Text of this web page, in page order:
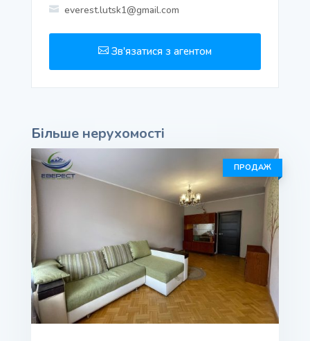
 everest.lutsk1@gmail.com
Зв'язатися з агентом
Більше нерухомості
ПРОДАЖ